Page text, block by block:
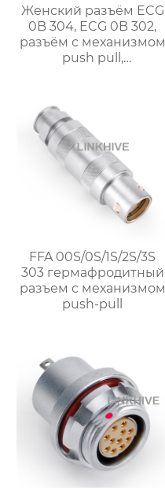
Женский разъём ECG
0B 304, ECG 0B 302,
разъём с механизмом
push pull,
FFA 00S/0S/1S/2S/3S
303 гермафродитный
разъем с механизмом
push-pull